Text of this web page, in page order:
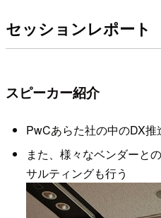
セッションレポート
スピーカー紹介
PwCあらた社の中のDX推
また、様々なベンダーと
サルティングも行う